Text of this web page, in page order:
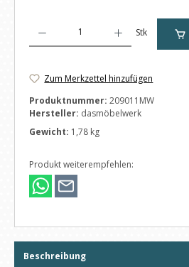
Stk
Zum Merkzettel hinzufügen
Produktnummer: 209011MW
Hersteller: dasmöbelwerk
Gewicht: 1,78 kg
Produkt weiterempfehlen:
Beschreibung